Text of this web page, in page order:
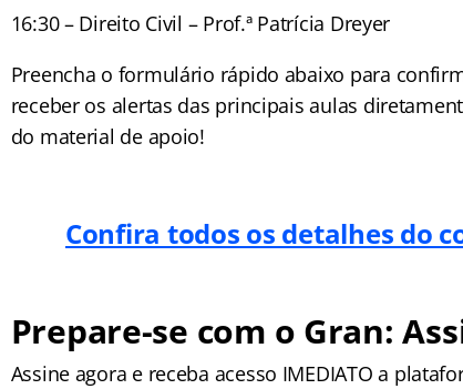
16:30 – Direito Civil – Prof.ª Patrícia Dreyer
Preencha o formulário rápido abaixo para
receber os alertas das principais aulas
do material de apoio!
Confira todos os detalhes do
Prepare-se com o Gran:
Assine agora e receba acesso IMEDIATO a